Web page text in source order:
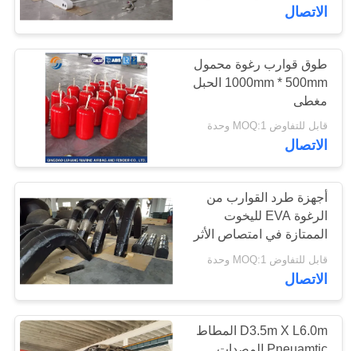
الجودة
اتصل
اطلب
اقتباس
خريطة
الموقع
PRIVACY
POLICY
مصدات مطاطية تعمل
بالهواء المضغوط
29
البحرية وسادة هوائية
مطاطية
45
الاتصال
طوق قوارب رغوة محمول
1000mm * 500mm الحبل
مغطى
قابل للتفاوض MOQ:1 وحدة
الاتصال
أجهزة طرد القوارب من
الرغوة EVA لليخوت
الممتازة في امتصاص الأثر
والمتانة
قابل للتفاوض MOQ:1 وحدة
الاتصال
D3.5m X L6.0m المطاط